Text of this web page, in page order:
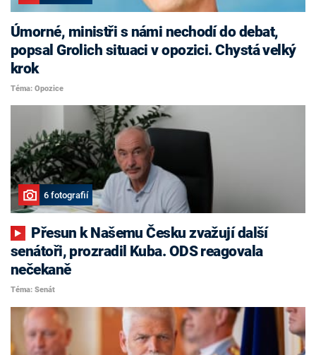
Úmorné, ministři s námi nechodí do debat,
popsal Grolich situaci v opozici. Chystá velký
krok
Téma: Opozice
6 fotografií
senátoři, prozradil Kuba. ODS reagovala
nečekaně
Téma: Senát